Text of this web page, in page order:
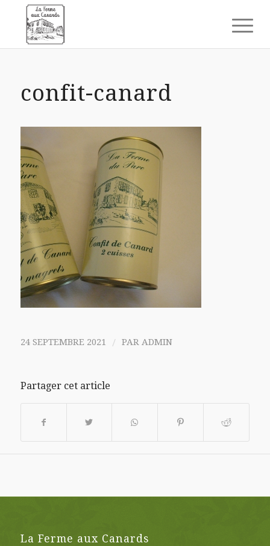
confit-canard
24 SEPTEMBRE 2021 / PAR ADMIN
Partager cet article
La Ferme aux Canards